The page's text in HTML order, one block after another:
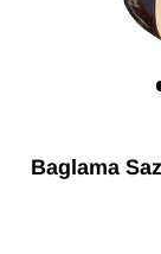
Baglama